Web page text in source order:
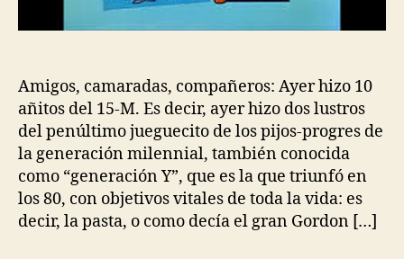
Amigos, camaradas, compañeros: Ayer hizo 10
añitos del 15-M. Es decir, ayer hizo dos lustros
del penúltimo jueguecito de los pijos-progres de
la generación milennial, también conocida
como “generación Y”, que es la que triunfó en
los 80, con objetivos vitales de toda la vida: es
decir, la pasta, o como decía el gran Gordon […]